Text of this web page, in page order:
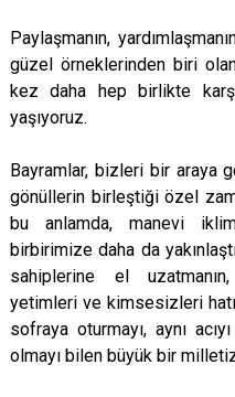
Paylaşmanın,
güzel örneklerinden biri olan
kez daha hep birlikte
yaşıyoruz.
Bayramlar, bizleri bir araya
gönüllerin birleştiği özel
bu anlamda, manevi
birbirimize daha da
sahiplerine el uzatmanın,
yetimleri ve kimsesizleri
sofraya oturmayı, aynı
olmayı bilen büyük bir